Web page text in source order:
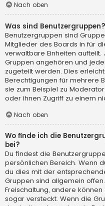
Nach oben
Was sind Benutzergruppen?
Benutzergruppen sind
Mitglieder des Boards in für
verwaltbare Einheiten
Gruppen angehören und
zugeteilt werden. Dies
Berechtigungen für mehrere
sie zum Beispiel zu
oder ihnen Zugriff zu einem
Nach oben
Wo finde ich die
bei?
Du findest die
persönlichen Bereich. Wenn
du dies mit der
Gruppen sind allgemein
Freischaltung, andere
sogar versteckt. Wenn die